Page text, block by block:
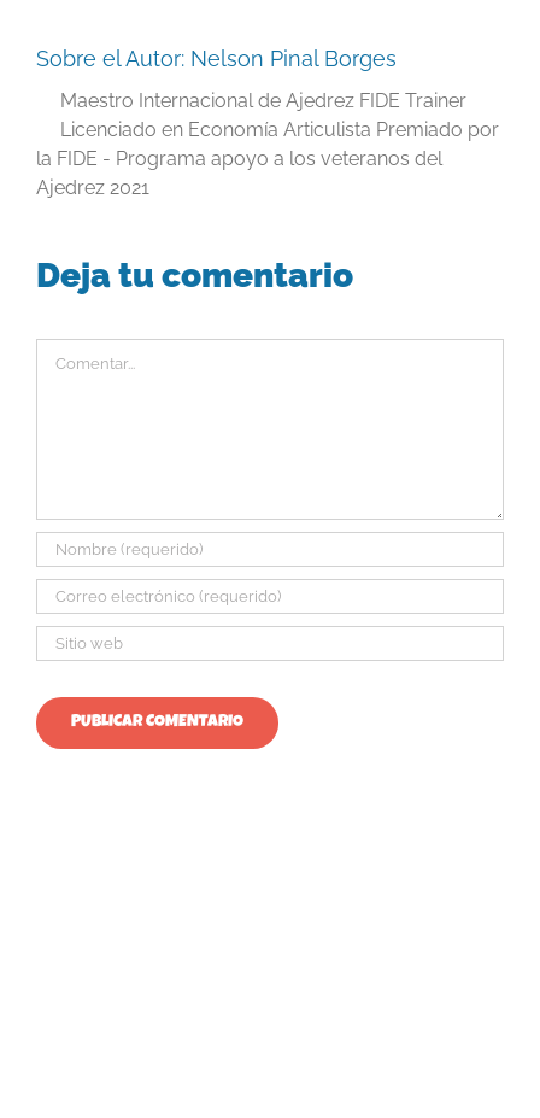
Sobre el Autor: Nelson Pinal Borges
Maestro Internacional de Ajedrez FIDE Trainer
Licenciado en Economía Articulista Premiado por
la FIDE - Programa apoyo a los veteranos del
Ajedrez 2021
Deja tu comentario